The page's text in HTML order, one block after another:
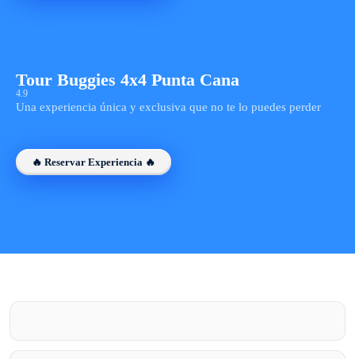
Tour Buggies 4x4 Punta Cana
4.9
Una experiencia única y exclusiva que no te lo puedes perder
🔥 Reservar Experiencia 🔥